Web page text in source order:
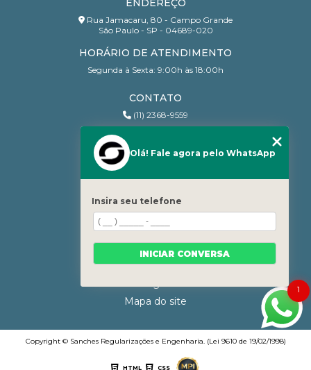
ENDEREÇO
Rua Jamacaru, 80 - Campo Grande
São Paulo - SP - 04689-020
HORÁRIO DE ATENDIMENTO
Segunda à Sexta: 9:00h às 18:00h
CONTATO
(11) 2368-9559
contato@sanchesri.com.br
Quem Somos
Blog
Serviços
Contato
Mapa do site
Copyright © Sanches Regularizações e Engenharia. (Lei 9610 de 19/02/1998)
HTML CSS
1
Olá! Fale agora pelo WhatsApp
Insira seu telefone
INICIAR CONVERSA